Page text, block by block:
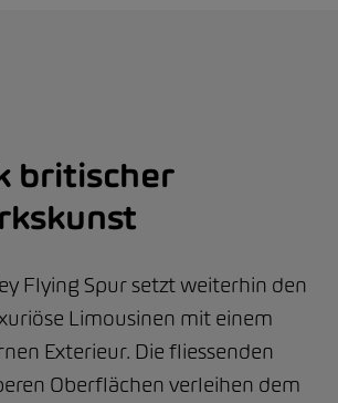
britischer
Flying Spur setzt weiterhin den
Limousinen mit einem
Exterieur. Die fliessenden
Oberflächen verleihen dem